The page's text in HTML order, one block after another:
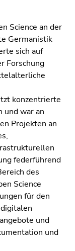
Science an der
Germanistik
sich auf
Forschung
konzentrierte
und war an
Projekten an
federführend
des
Science
für den
und
und